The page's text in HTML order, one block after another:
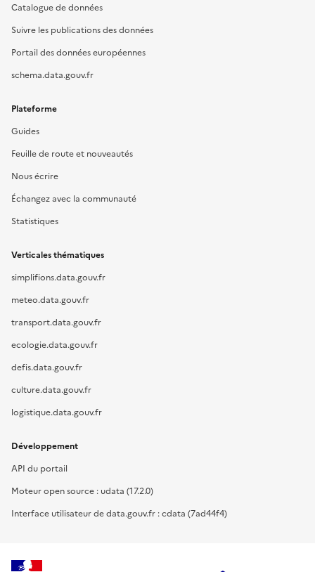
Catalogue de données
Suivre les publications des données
Portail des données européennes
schema.data.gouv.fr
Plateforme
Guides
Feuille de route et nouveautés
Nous écrire
Échangez avec la communauté
Statistiques
Verticales thématiques
simplifions.data.gouv.fr
meteo.data.gouv.fr
transport.data.gouv.fr
ecologie.data.gouv.fr
defis.data.gouv.fr
culture.data.gouv.fr
logistique.data.gouv.fr
Développement
API du portail
Moteur open source : udata (17.2.0)
Interface utilisateur de data.gouv.fr : cdata (7ad44f4)